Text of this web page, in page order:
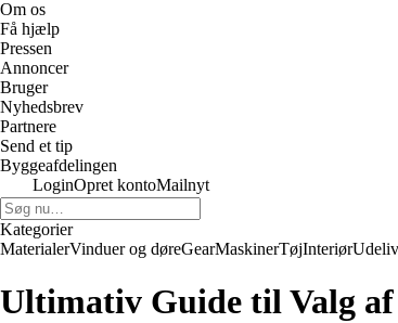
Om os
Få hjælp
Pressen
Annoncer
Bruger
Nyhedsbrev
Partnere
Send et tip
Byggeafdelingen
LoginOpret kontoMailnyt
Kategorier
MaterialerVinduer og døreGearMaskinerTøjInteriørUdeliv
Ultimativ Guide til Valg